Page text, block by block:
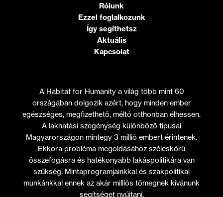
Rólunk
Ezzel foglalkozunk
Így segíthetsz
Aktuális
Kapcsolat
A Habitat for Humanity a világ több mint 60
országában dolgozik azért, hogy minden ember
egészséges, megfizethető, méltó otthonban élhessen.
A lakhatási szegénység különböző típusai
Magyarországon mintegy 3 millió embert érintenek.
Ekkora probléma megoldásához széleskörű
összefogásra és hatékonyabb lakáspolitikára van
szükség. Mintaprogramjainkkal és szakpolitikai
munkánkkal ennek az akár milliós tömegnek kívánunk
segítséget nyújtani.